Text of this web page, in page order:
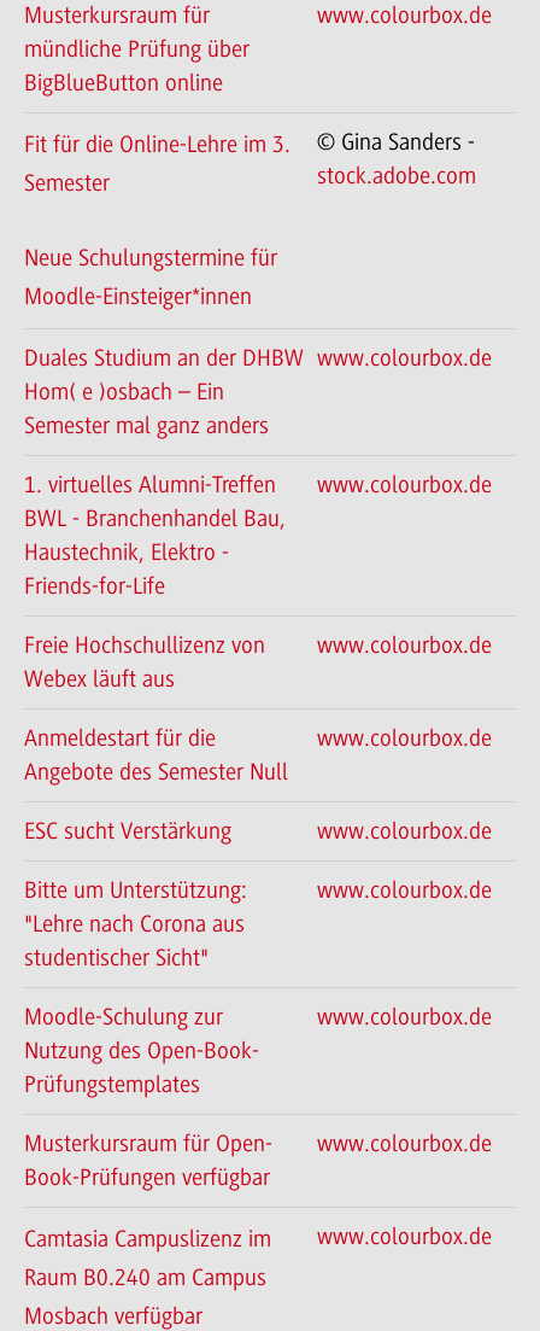
Musterkursraum für
mündliche Prüfung über
BigBlueButton online
www.colourbox.de
Fit für die Online-Lehre im 3.
Semester
Neue Schulungstermine für
Moodle-Einsteiger*innen
© Gina Sanders -
stock.adobe.com
Duales Studium an der DHBW
Hom( e )osbach – Ein
Semester mal ganz anders
www.colourbox.de
1. virtuelles Alumni-Treffen
BWL - Branchenhandel Bau,
Haustechnik, Elektro -
Friends-for-Life
www.colourbox.de
Freie Hochschullizenz von
Webex läuft aus
www.colourbox.de
Anmeldestart für die
Angebote des Semester Null
www.colourbox.de
ESC sucht Verstärkung www.colourbox.de
Bitte um Unterstützung:
"Lehre nach Corona aus
studentischer Sicht"
www.colourbox.de
Moodle-Schulung zur
Nutzung des Open-Book-
Prüfungstemplates
www.colourbox.de
Musterkursraum für Open-
Book-Prüfungen verfügbar
www.colourbox.de
Camtasia Campuslizenz im
Raum B0.240 am Campus
Mosbach verfügbar
www.colourbox.de